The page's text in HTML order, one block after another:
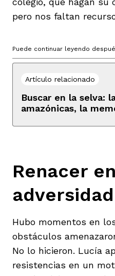
pero nos faltan
Puede continuar leyendo
Artículo relacionado
Buscar en la selva:
amazónicas, la
Renacer
adversidad
Hubo momentos en
obstáculos
No lo hicieron. Lucía
resistencias en un